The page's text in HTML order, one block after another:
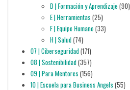
D | Formación y Aprendizaje (90)
E | Herramientas (25)
F | Equipo Humano(33)
H | Salud(74)
07 | Ciberseguridad(171)
08 | Sostenibilidad(357)
09 | Para Mentores (156)
10 | Escuela para Business Angels (55)